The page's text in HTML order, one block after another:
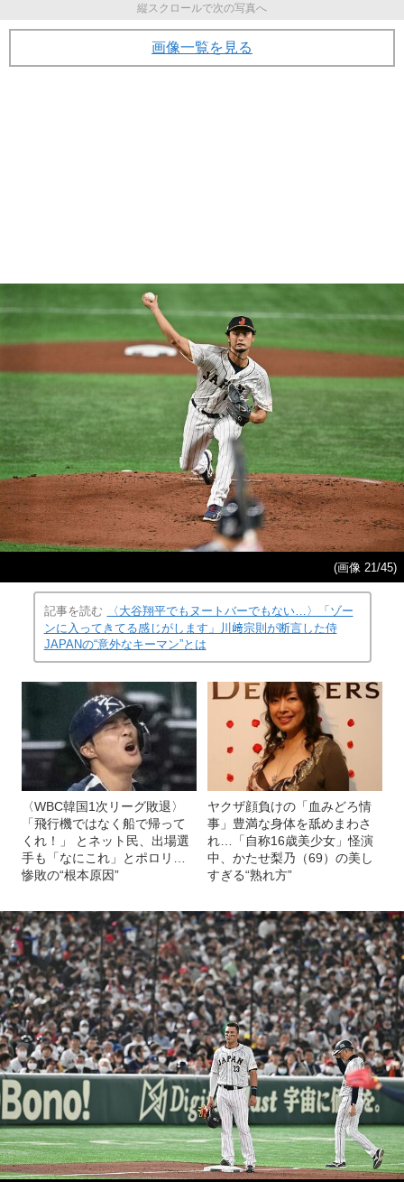
縦スクロールで次の写真へ
画像一覧を見る
(画像 21/45)
記事を読む
〈大谷翔平でもヌートバーでもない…〉「ゾー
ンに入ってきてる感じがします」川﨑宗則が断言した侍
JAPANの“意外なキーマン”とは
〈WBC韓国1次リーグ敗退〉
「飛行機ではなく船で帰って
くれ！」 とネット民、出場選
手も「なにこれ」とポロリ…
惨敗の“根本原因”
ヤクザ顔負けの「血みどろ情
事」豊満な身体を舐めまわさ
れ…「自称16歳美少女」怪演
中、かたせ梨乃（69）の美し
すぎる“熟れ方”